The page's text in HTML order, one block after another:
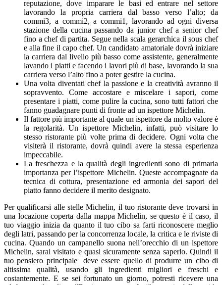
reputazione, dove imparare le basi ed entrare nel settore
lavorando la propria carriera dal basso verso l’alto; da
commi3, a commi2, a commi1, lavorando ad ogni diversa
stazione della cucina passando da junior chef a senior chef
fino a chef di partita. Segue nella scala gerarchica il sous chef
e alla fine il capo chef. Un candidato amatoriale dovrà iniziare
la carriera dal livello più basso come assistente, generalmente
lavando i piatti e facendo i lavori più di base, lavorando la sua
carriera verso l’alto fino a poter gestire la cucina.
Una volta diventati chef la passione e la creatività avranno il
sopravvento. Come accostare e miscelare i sapori, come
presentare i piatti, come pulire la cucina, sono tutti fattori che
fanno guadagnare punti di fronte ad un ispettore Michelin.
Il fattore più importante al quale un ispettore da molto valore è
la regolarità. Un ispettore Michelin, infatti, può visitare lo
stesso ristorante più volte prima di decidere. Ogni volta che
visiterà il ristorante, dovrà quindi avere la stessa esperienza
impeccabile.
La freschezza e la qualità degli ingredienti sono di primaria
importanza per l’ispettore Michelin. Queste accompagnate da
tecnica di cottura, presentazione ed armonia dei sapori del
piatto fanno decidere il merito designato.
Per qualificarsi alle stelle Michelin, il tuo ristorante deve trovarsi in
una locazione coperta dalla mappa Michelin, se questo è il caso, il
tuo viaggio inizia da quanto il tuo cibo sa farti riconoscere meglio
degli latri, passando per la concorrenza locale, la critica e le riviste di
cucina. Quando un campanello suona nell’orecchio di un ispettore
Michelin, sarai visitato e quasi sicuramente senza saperlo. Quindi il
tuo pensiero principale deve essere quello di produrre un cibo di
altissima qualità, usando gli ingredienti migliori e freschi e
costantemente. E se sei fortunato un giorno, potresti ricevere una